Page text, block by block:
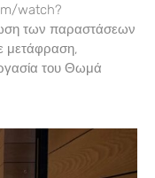
watch?
των παραστάσεων
μετάφραση,
του Θωμά